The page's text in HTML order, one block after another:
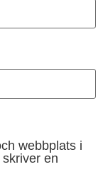
webbplats i
en